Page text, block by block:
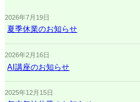
2026年7月19日
夏季休業のお知らせ
2026年2月16日
AI講座のお知らせ
2025年12月15日